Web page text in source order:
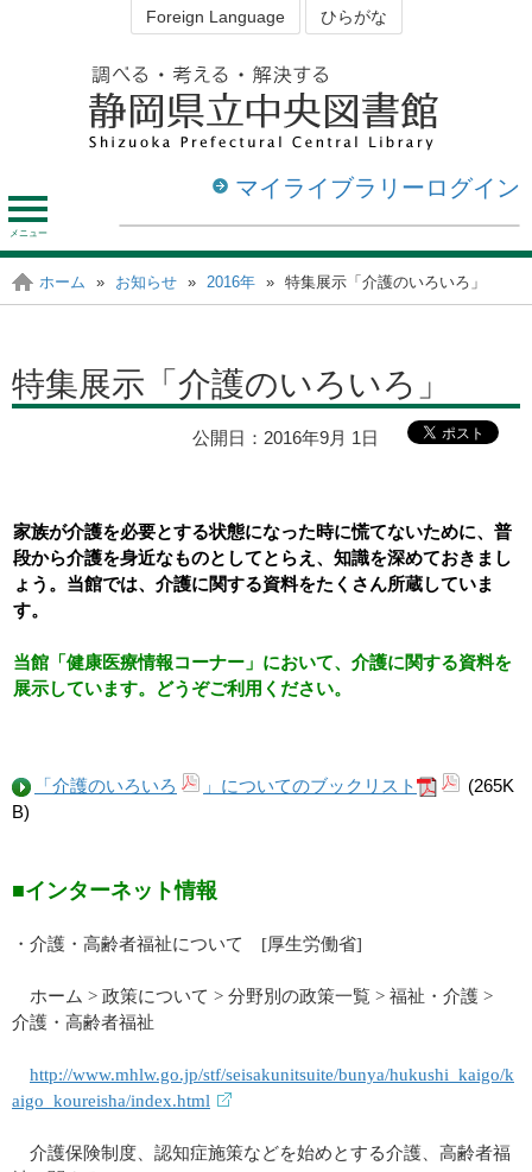
Foreign Language ひらがな
マイライブラリーログイン
メ
ニ
ュ
ー
資料を探す・調べる
図書館を利用する
静岡の図書館
ホーム » お知らせ » 2016年 » 特集展示「介護のいろいろ」
特集展示「介護のいろいろ」
公開日： 2016年9月 1日
家族が介護を必要とする状態になった時に慌てないために、普
段から介護を身近なものとしてとらえ、知識を深めておきまし
ょう。当館では、介護に関する資料をたくさん所蔵していま
す。
当館「健康医療情報コーナー」において、介護に関する資料を
展示しています。どうぞご利用ください。
「介護のいろいろ 」についてのブックリスト
(265K
B)
■インターネット情報
・介護・高齢者福祉について [厚生労働省]
ホーム > 政策について > 分野別の政策一覧 > 福祉・介護 >
介護・高齢者福祉
http://www.mhlw.go.jp/stf/seisakunitsuite/bunya/hukushi_kaigo/k
aigo_koureisha/index.html
介護保険制度、認知症施策などを始めとする介護、高齢者福